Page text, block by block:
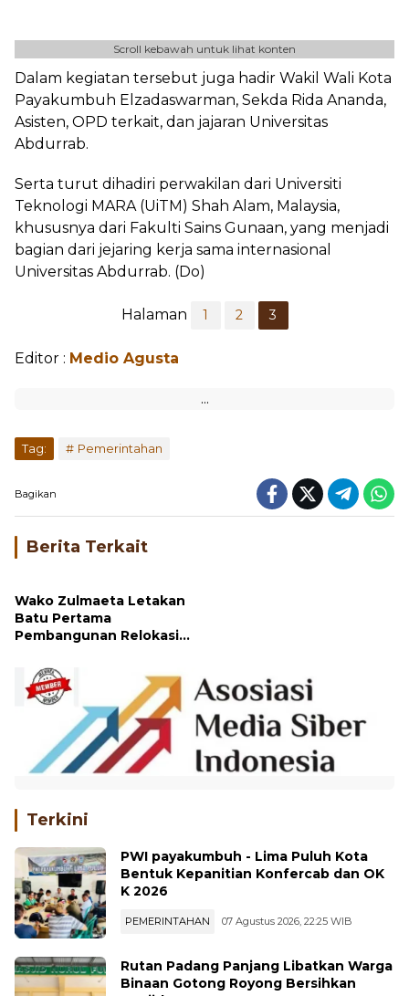
Scroll kebawah untuk lihat konten
Dalam kegiatan tersebut juga hadir Wakil Wali Kota
Payakumbuh Elzadaswarman, Sekda Rida Ananda,
Asisten, OPD terkait, dan jajaran Universitas
Abdurrab.
Serta turut dihadiri perwakilan dari Universiti
Teknologi MARA (UiTM) Shah Alam, Malaysia,
khususnya dari Fakulti Sains Gunaan, yang menjadi
bagian dari jejaring kerja sama internasional
Universitas Abdurrab. (Do)
Halaman 1 2 3
Editor : Medio Agusta
Batu Pertama
Pembangunan Relokasi
Puskesmas Parit Rantang
Bentuk Kepanitian Konfercab dan OK
K 2026
PEMERINTAHAN
Binaan Gotong Royong Bersihkan
Masjid